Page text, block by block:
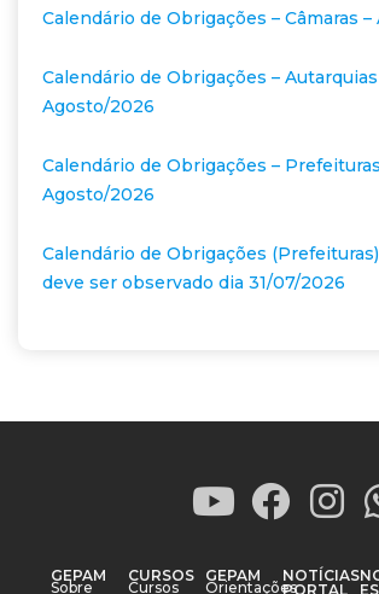
Calendário de Obrigações – Câmaras
Calendário de Obrigações – Autarquias
Agosto/2026
Calendário de Obrigações –
Agosto/2026
Calendário de Obrigações
deve ser observado dia 31/07/2026
GEPAM
Sobre
CURSOS
Cursos
GEPAM
Orientações
NOTÍCIAS
PORTAL